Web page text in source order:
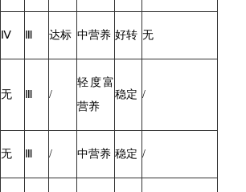
Ⅳ 达标 中营养 好转 无
无 /
轻度富
营养
稳定 /
无 / 中营养 稳定 /